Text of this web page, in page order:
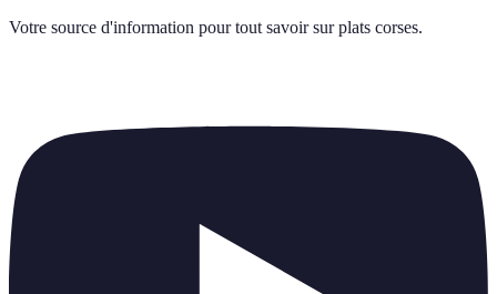
Votre source d'information pour tout savoir sur plats corses.